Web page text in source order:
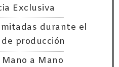
Exclusiva
durante el
producción
a Mano